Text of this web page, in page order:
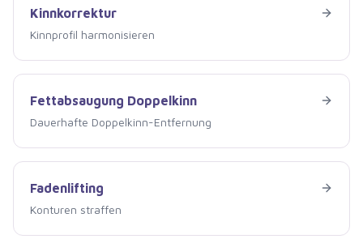
Kinnkorrektur
Kinnprofil harmonisieren
Kinnkorrektur
Fettabsaugung Doppelkinn
Dauerhafte Doppelkinn-Entfernung
Fettabsaugung Doppelkinn
Fadenlifting
Konturen straffen
Fadenlifting